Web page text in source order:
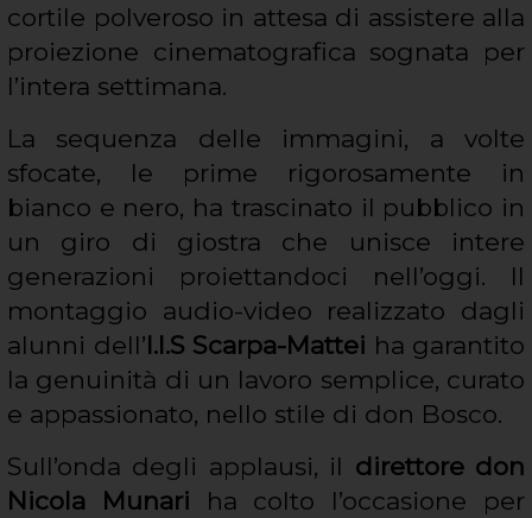
cortile polveroso in attesa di assistere alla
proiezione cinematografica sognata per
l’intera settimana.
La sequenza delle immagini, a volte
sfocate, le prime rigorosamente in
bianco e nero, ha trascinato il pubblico in
un giro di giostra che unisce intere
generazioni proiettandoci nell’oggi. Il
montaggio audio-video realizzato dagli
alunni dell’I.I.S Scarpa-Mattei ha garantito
la genuinità di un lavoro semplice, curato
e appassionato, nello stile di don Bosco.
Sull’onda degli applausi, il direttore don
Nicola Munari ha colto l’occasione per